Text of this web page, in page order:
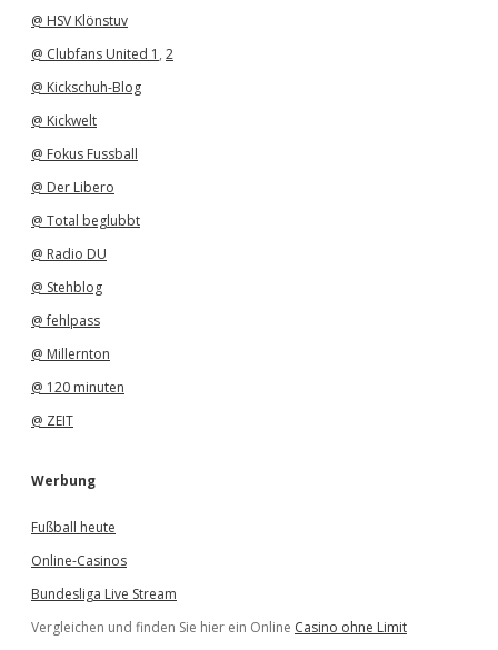
@ HSV Klönstuv
@ Clubfans United 1 , 2
@ Kickschuh-Blog
@ Kickwelt
@ Fokus Fussball
@ Der Libero
@ Total beglubbt
@ Radio DU
@ Stehblog
@ fehlpass
@ Millernton
@ 120 minuten
@ ZEIT
Werbung
Fußball heute
Online-Casinos
Bundesliga Live Stream
Vergleichen und finden Sie hier ein Online Casino ohne Limit